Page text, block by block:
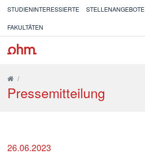
STUDIENINTERESSIERTE STELLENANGEBOTE
FAKULTÄTEN
/
Pressemitteilung
26.06.2023